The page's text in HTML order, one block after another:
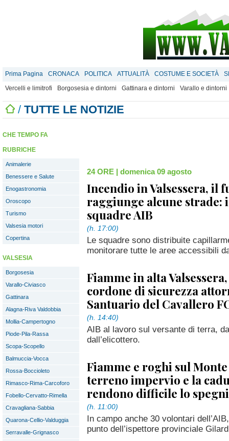
Prima Pagina CRONACA POLITICA ATTUALITÀ COSTUME E SOCIETÀ
Vercelli e limitrofi
Borgosesia e dintorni Gattinara e dintorni Varallo e dintorni
/ TUTTE LE NOTIZIE
CHE TEMPO FA
RUBRICHE
Animalerie
Benessere e Salute
Enogastronomia
Oroscopo
Turismo
Valsesia motori
Copertina
VALSESIA
Borgosesia
Varallo-Civiasco
Gattinara
Alagna-Riva Valdobbia
Mollia-Campertogno
Piode-Pila-Rassa
Scopa-Scopello
Balmuccia-Vocca
Rossa-Boccioleto
Rimasco-Rima-Carcoforo
Fobello-Cervatto-Rimella
Cravagliana-Sabbia
Quarona-Cellio-Valduggia
Serravalle-Grignasco
24 ORE | domenica 09 agosto
Incendio in Valsessera, il
raggiunge alcune strade:
squadre AIB
(h. 17:00)
Le squadre sono distribuite
monitorare tutte le aree accessibili
Fiamme in alta
cordone di sicurezza
Santuario del Cavallero
(h. 14:40)
AIB al lavoro sul versante di terra,
dall’elicottero.
Fiamme e roghi sul
terreno impervio e la
rendono difficile lo
(h. 11:00)
In campo anche 30 volontari
punto dell’ispettore provinciale